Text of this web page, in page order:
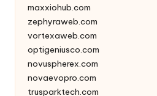
maxxiohub.com
zephyraweb.com
vortexaweb.com
optigeniusco.com
novuspherex.com
novaevopro.com
trusparktech.com